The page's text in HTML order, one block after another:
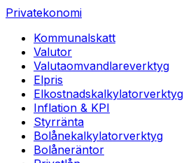
Privatekonomi
Kommunalskatt
Valutor
Valutaomvandlareverktyg
Elpris
Elkostnadskalkylatorverktyg
Inflation & KPI
Styrränta
Bolånekalkylatorverktyg
Bolåneräntor